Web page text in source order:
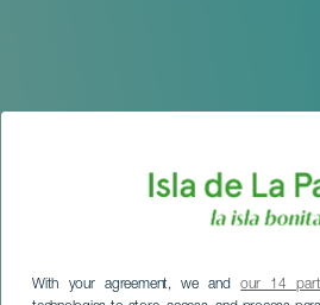
With your agreement, we andour 14